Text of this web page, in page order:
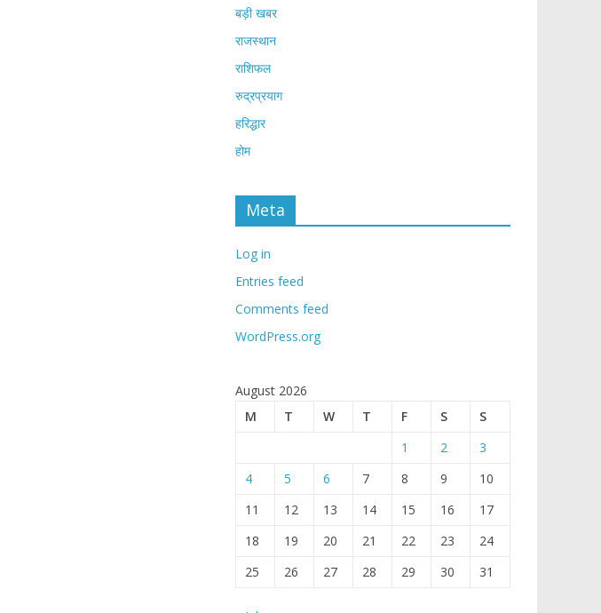
बड़ी खबर
राजस्थान
राशिफल
रुद्रप्रयाग
हरिद्धार
होम
Meta
Log in
Entries feed
Comments feed
WordPress.org
August 2026
M
T W T F S
S
1
2
3
4
5 6 7 8 9
10
11
12 13 14 15 16
17
18
19 20 21 22 23
24
25
26 27 28 29 30 31